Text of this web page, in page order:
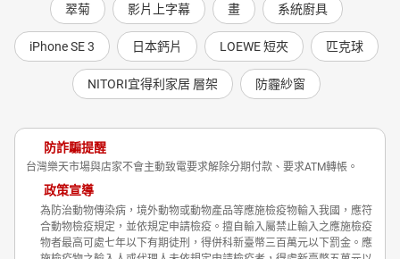
翠菊 影片上字幕 畫 系統廚具
iPhone SE 3 日本鈣片 LOEWE 短夾 匹克球
NITORI宜得利家居 層架 防霾紗窗
防詐騙提醒
台灣樂天市場與店家不會主動致電要求解除分期付款、要求ATM轉帳。
政策宣導
為防治動物傳染病，境外動物或動物產品等應施檢疫物輸入我國，應符
合動物檢疫規定，並依規定申請檢疫。擅自輸入屬禁止輸入之應施檢疫
物者最高可處七年以下有期徒刑，得併科新臺幣三百萬元以下罰金。應